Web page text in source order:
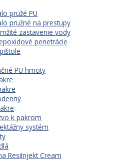
pružé PU
pružné na prestupy
zastavenie vody
penetrácie
PU hmoty
k pakrom
systém
ResiInjekt Cream